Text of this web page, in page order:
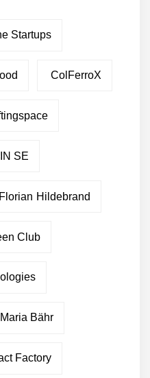
Startups
ColFerroX
SE
Florian Hildebrand
Club
Bähr
Factory